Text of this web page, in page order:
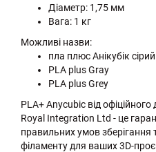
Діаметр: 1,75 мм
Вага: 1 кг
Можливі назви:
пла плюс Анікубік сірий
PLA plus Gray
PLA plus Grey
PLA+ Anycubic від офіційного
Royal Integration Ltd - це
правильних умов зберігання
філаменту для ваших 3D-